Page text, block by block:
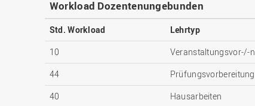
Workload Dozentenungebunden
Std. Workload
Lehrtyp
10
Veranstaltungsvor-/-
44
Prüfungsvorbereitung
40
Hausarbeiten